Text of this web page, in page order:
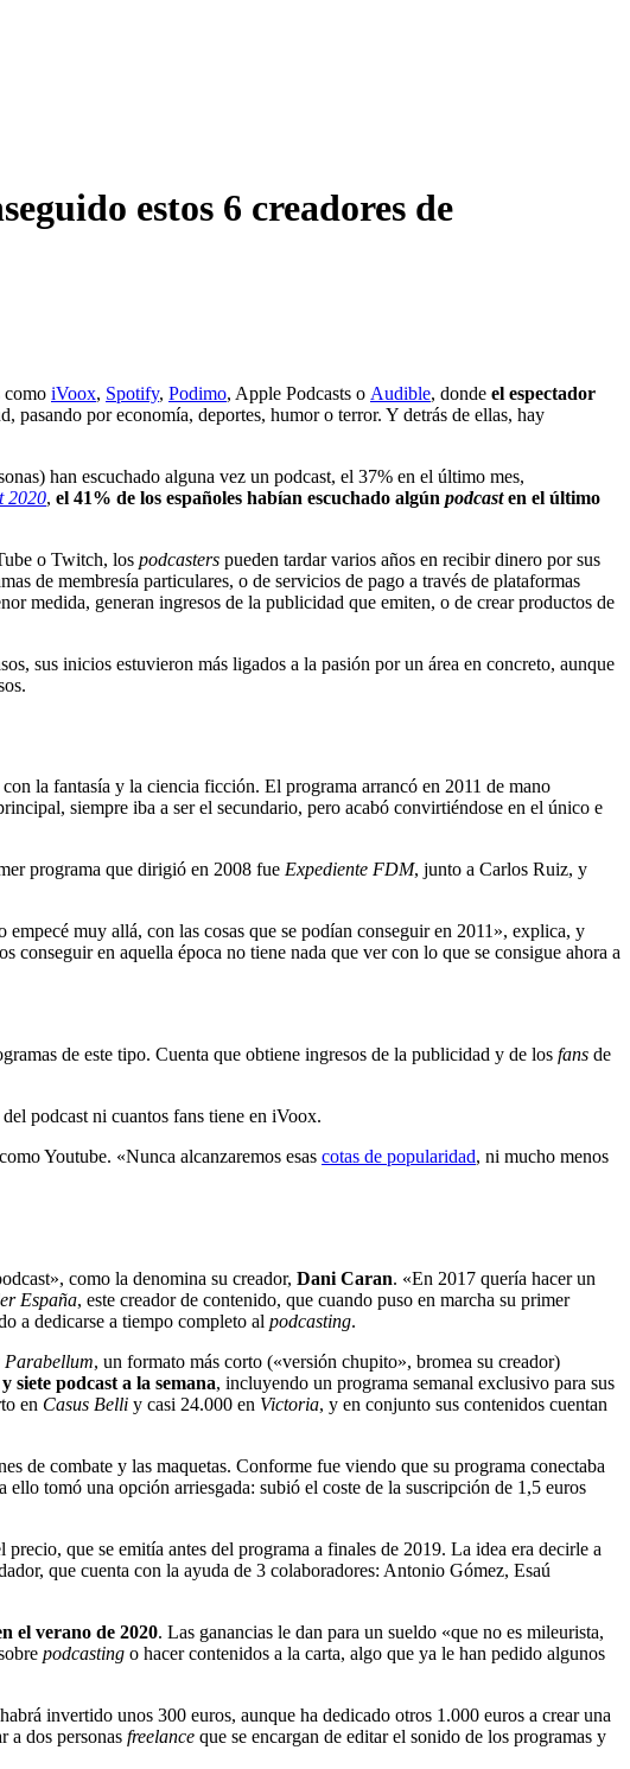
estos 6 creadores de
como iVoox, Spotify, Podimo, Apple Podcasts o Audible, donde el espectador
pasando por economía, deportes, humor o terror. Y detrás de ellas, hay
han escuchado alguna vez un podcast, el 37% en el último mes,
2020, el 41% de los españoles habían escuchado algún podcasten el último
o Twitch, los podcasters pueden tardar varios años en recibir dinero por sus
de membresía particulares, o de servicios de pago a través de plataformas
medida, generan ingresos de la publicidad que emiten, o de crear productos de
sus inicios estuvieron más ligados a la pasión por un área en concreto, aunque
la fantasía y la ciencia ficción. El programa arrancó en 2011 de mano
siempre iba a ser el secundario, pero acabó convirtiéndose en el único e
programa que dirigió en 2008 fue Expediente FDM, junto a Carlos Ruiz, y
muy allá, con las cosas que se podían conseguir en 2011», explica, y
en aquella época no tiene nada que ver con lo que se consigue ahora a
de este tipo. Cuenta que obtiene ingresos de la publicidad y de los fans de
podcast ni cuantos fans tiene en iVoox.
como Youtube. «Nunca alcanzaremos esas cotas de popularidad, ni mucho menos
como la denomina su creador, Dani Caran. «En 2017 quería hacer un
España, este creador de contenido, que cuando puso en marcha su primer
a dedicarse a tiempo completo al podcasting.
Parabellum, un formato más corto («versión chupito», bromea su creador)
siete podcast a la semana, incluyendo un programa semanal exclusivo para sus
en Casus Belli y casi 24.000 en Victoria, y en conjunto sus contenidos cuentan
de combate y las maquetas. Conforme fue viendo que su programa conectaba
tomó una opción arriesgada: subió el coste de la suscripción de 1,5 euros
que se emitía antes del programa a finales de 2019. La idea era decirle a
que cuenta con la ayuda de 3 colaboradores: Antonio Gómez, Esaú
el verano de 2020. Las ganancias le dan para un sueldo «que no es mileurista,
podcasting o hacer contenidos a la carta, algo que ya le han pedido algunos
invertido unos 300 euros, aunque ha dedicado otros 1.000 euros a crear una
a dos personas freelance que se encargan de editar el sonido de los programas y